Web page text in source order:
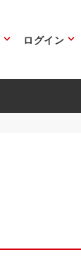
ログイン